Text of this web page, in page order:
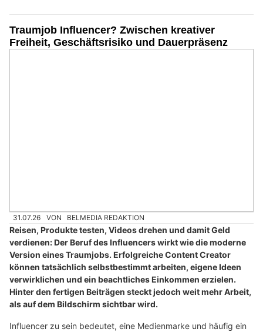
Traumjob Influencer? Zwischen kreativer
Freiheit, Geschäftsrisiko und Dauerpräsenz
31.07.26 VON BELMEDIA REDAKTION
Reisen, Produkte testen, Videos drehen und damit Geld
verdienen: Der Beruf des Influencers wirkt wie die moderne
Version eines Traumjobs. Erfolgreiche Content Creator
können tatsächlich selbstbestimmt arbeiten, eigene Ideen
verwirklichen und ein beachtliches Einkommen erzielen.
Hinter den fertigen Beiträgen steckt jedoch weit mehr Arbeit,
als auf dem Bildschirm sichtbar wird.
Influencer zu sein bedeutet, eine Medienmarke und häufig ein